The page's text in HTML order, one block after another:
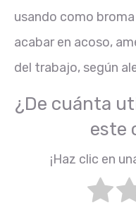
usando como
acabar en acoso,
del trabajo, según
¿De cuánta
este
¡Haz clic en